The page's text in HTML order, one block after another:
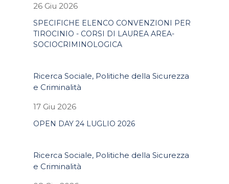
26 Giu 2026
SPECIFICHE ELENCO CONVENZIONI PER
TIROCINIO - CORSI DI LAUREA AREA-
SOCIOCRIMINOLOGICA
Ricerca Sociale, Politiche della Sicurezza
e Criminalità
17 Giu 2026
OPEN DAY 24 LUGLIO 2026
Ricerca Sociale, Politiche della Sicurezza
e Criminalità